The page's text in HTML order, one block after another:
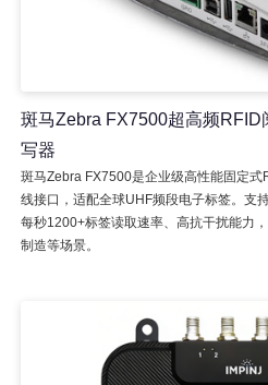
斑马Zebra FX7500超高频RFID
写器
斑马Zebra FX7500是企业级高性能固定
线接口，适配全球UHF频段电子标签。支
每秒1200+标签读取速率、高抗干扰能力
制造等场景。